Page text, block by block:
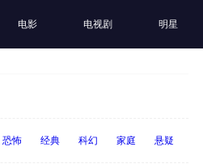
电影 电视剧 明星
恐怖 经典 科幻 家庭 悬疑